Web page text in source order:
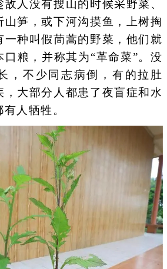
人没有搜山的时候采野菜、
山笋，或下河沟摸鱼，上树掏
一种叫假茼蒿的野菜，他们就
口粮，并称其为“革命菜”。没
，不少同志病倒，有的拉肚
，大部分人都患了夜盲症和水
人牺牲。